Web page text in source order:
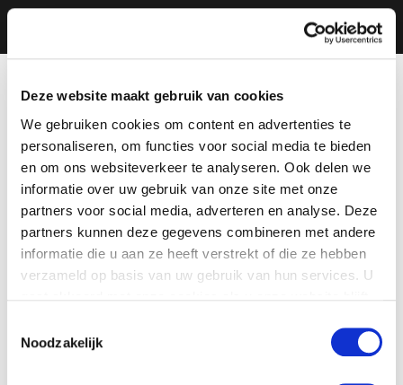
Deze website maakt gebruik van cookies
We gebruiken cookies om content en advertenties te
personaliseren, om functies voor social media te bieden
en om ons websiteverkeer te analyseren. Ook delen we
informatie over uw gebruik van onze site met onze
partners voor social media, adverteren en analyse. Deze
partners kunnen deze gegevens combineren met andere
informatie die u aan ze heeft verstrekt of die ze hebben
verzameld op basis van uw gebruik van hun services. U
Noodzakelijk